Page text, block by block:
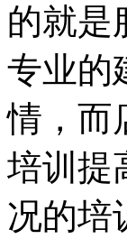
的就是
专业的
情，而
培训提
况的培